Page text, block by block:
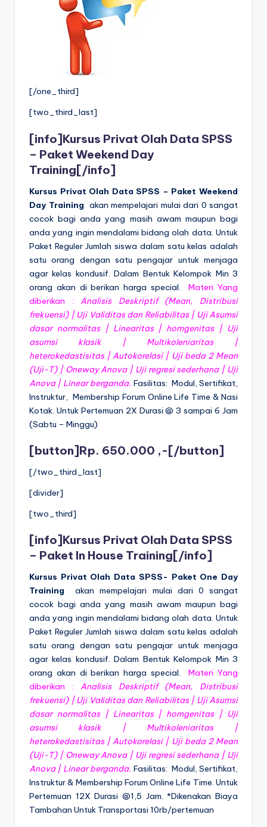
[/one_third]
[two_third_last]
[info] Kursus Privat Olah Data SPSS
– Paket Weekend Day
Training [/info]
Kursus Privat Olah Data SPSS – Paket Weekend
Day Training akan mempelajari mulai dari 0 sangat
cocok bagi anda yang masih awam maupun bagi
anda yang ingin mendalami bidang olah data. Untuk
Paket Reguler Jumlah siswa dalam satu kelas adalah
satu orang dengan satu pengajar untuk menjaga
agar kelas kondusif. Dalam Bentuk Kelompok Min 3
orang akan di berikan harga special.Materi Yang
diberikan : Analisis Deskriptif (Mean, Distribusi
frekuensi) | Uji Validitas dan Reliabilitas | Uji Asumsi
dasar normalitas | Linearitas | homgenitas | Uji
asumsi klasik | Multikoleniaritas |
heterokedastisitas | Autokorelasi | Uji beda 2 Mean
(Uji-T) | Oneway Anova | Uji regresi sederhana | Uji
Anova | Linear berganda. Fasilitas: Modul, Sertifikat,
Instruktur, Membership Forum Online Life Time & Nasi
Kotak. Untuk Pertemuan 2X Durasi @ 3 sampai 6 Jam
(Sabtu – Minggu)
[button]Rp. 650.000 ,-[/button]
[/two_third_last]
[divider]
[two_third]
[info] Kursus Privat Olah Data SPSS
– Paket In House Training [/info]
Kursus Privat Olah Data SPSS- Paket One Day
Training
akan mempelajari mulai dari 0 sangat
cocok bagi anda yang masih awam maupun bagi
anda yang ingin mendalami bidang olah data. Untuk
Paket Reguler Jumlah siswa dalam satu kelas adalah
satu orang dengan satu pengajar untuk menjaga
agar kelas kondusif. Dalam Bentuk Kelompok Min 3
orang akan di berikan harga special.
Materi Yang
diberikan :Analisis Deskriptif (Mean, Distribusi
frekuensi) | Uji Validitas dan Reliabilitas | Uji Asumsi
dasar normalitas | Linearitas | homgenitas | Uji
asumsi klasik | Multikoleniaritas |
heterokedastisitas | Autokorelasi | Uji beda 2 Mean
(Uji-T) | Oneway Anova | Uji regresi sederhana | Uji
Anova | Linear berganda. Fasilitas: Modul, Sertifikat,
Instruktur & Membership Forum Online Life Time. Untuk
Pertemuan 12X Durasi @1,5 Jam. *Dikenakan Biaya
Tambahan Untuk Transportasi 10rb/pertemuan